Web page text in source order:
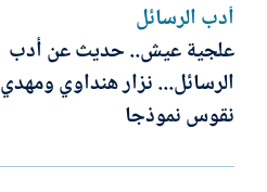
أدب الرسائل
علجية عيش.. حديث عن أدب
الرسائل... نزار هنداوي ومهدي
نقوس نموذجا